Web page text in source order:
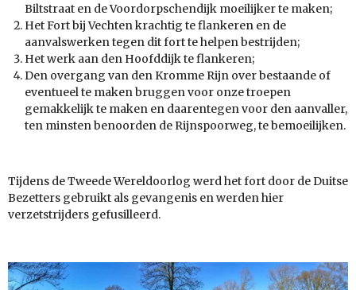
Biltstraat en de Voordorpschendijk moeilijker te maken;
Het Fort bij Vechten krachtig te flankeren en de
aanvalswerken tegen dit fort te helpen bestrijden;
Het werk aan den Hoofddijkte flankeren;
Den overgang van denKromme Rijn over bestaande of
eventueel te maken bruggen voor onze troepen
gemakkelijk te maken en daarentegen voor den aanvaller,
ten minsten benoorden de Rijnspoorweg, te bemoeilijken.
Tijdens de Tweede Wereldoorlog werd het fort door de Duitse
Bezetters gebruikt als gevangenis en werden hier
verzetstrijders gefusilleerd.